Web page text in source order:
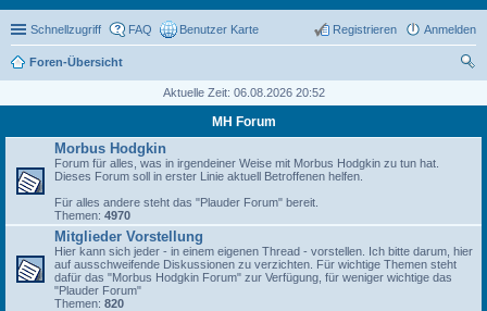
Schnellzugriff FAQ Benutzer Karte Anmelden
Registrieren
Foren-Übersicht
Aktuelle Zeit: 06.08.2026 20:52
MH Forum
Morbus Hodgkin
Forum für alles, was in irgendeiner Weise mit Morbus Hodgkin zu tun hat.
Dieses Forum soll in erster Linie aktuell Betroffenen helfen.
Für alles andere steht das "Plauder Forum" bereit.
Themen: 4970
Mitglieder Vorstellung
Hier kann sich jeder - in einem eigenen Thread - vorstellen. Ich bitte darum, hier
auf ausschweifende Diskussionen zu verzichten. Für wichtige Themen steht
dafür das "Morbus Hodgkin Forum" zur Verfügung, für weniger wichtige das
"Plauder Forum"
Themen: 820